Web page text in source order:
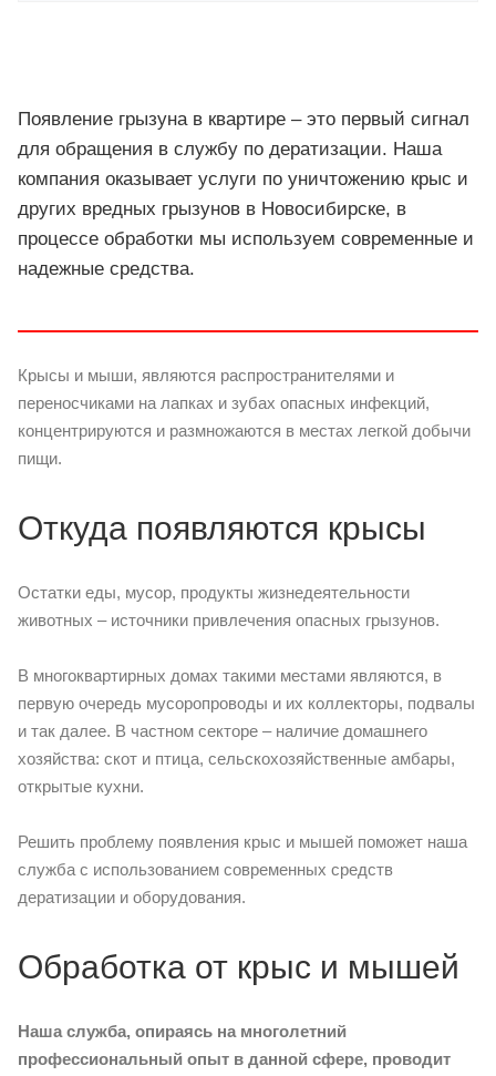
Появление грызуна в квартире – это первый сигнал
для обращения в службу по дератизации. Наша
компания оказывает услуги по уничтожению крыс и
других вредных грызунов в Новосибирске, в
процессе обработки мы используем современные и
надежные средства.
Крысы и мыши, являются распространителями и
переносчиками на лапках и зубах опасных инфекций,
концентрируются и размножаются в местах легкой добычи
пищи.
Откуда появляются крысы
Остатки еды, мусор, продукты жизнедеятельности
животных – источники привлечения опасных грызунов.
В многоквартирных домах такими местами являются, в
первую очередь мусоропроводы и их коллекторы, подвалы
и так далее. В частном секторе – наличие домашнего
хозяйства: скот и птица, сельскохозяйственные амбары,
открытые кухни.
Решить проблему появления крыс и мышей поможет наша
служба с использованием современных средств
дератизации и оборудования.
Обработка от крыс и мышей
Наша служба, опираясь на многолетний
профессиональный опыт в данной сфере, проводит